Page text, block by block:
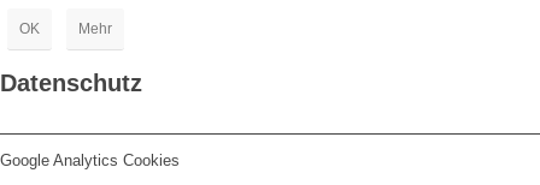
OK Mehr
Datenschutz
Google Analytics Cookies